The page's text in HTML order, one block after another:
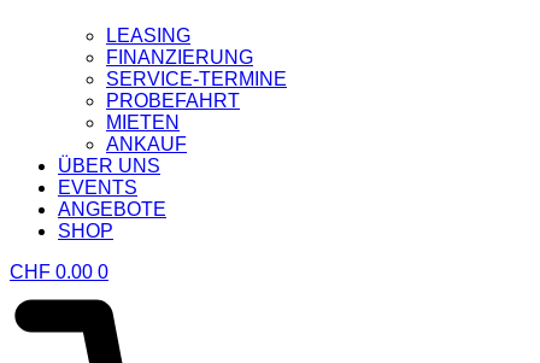
LEASING
FINANZIERUNG
SERVICE-TERMINE
PROBEFAHRT
MIETEN
ANKAUF
ÜBER UNS
EVENTS
ANGEBOTE
SHOP
CHF 0.00 0